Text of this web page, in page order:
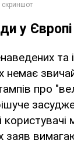
у Європі
та
немає
про
заяв